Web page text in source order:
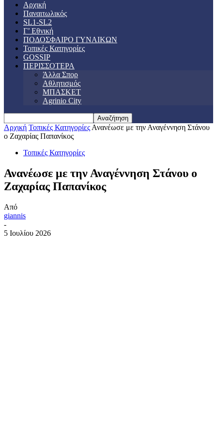
Αρχική
Παναιτωλικός
SL1-SL2
Γ’ Εθνική
ΠΟΔΟΣΦΑΙΡΟ ΓΥΝΑΙΚΩΝ
Τοπικές Κατηγορίες
GOSSIP
ΠΕΡΙΣΣΟΤΕΡΑ
Άλλα Σπορ
Αθλητισμός
ΜΠΑΣΚΕΤ
Agrinio City
Αρχική Τοπικές Κατηγορίες Ανανέωσε με την Αναγέννηση Στάνου
ο Ζαχαρίας Παπανίκος
Τοπικές Κατηγορίες
Ανανέωσε με την Αναγέννηση Στάνου ο
Ζαχαρίας Παπανίκος
Από
giannis
-
5 Ιουλίου 2026